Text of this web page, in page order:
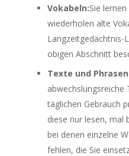
Vokabeln:Sie
wiederholen alte
Langzeitgedächtnis-
obigen Abschnitt
Texte und
abwechslungsreiche
täglichen Gebrauch
diese nur lesen, mal
bei denen einzelne
fehlen, die Sie